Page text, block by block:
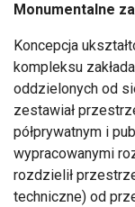
Monumentalne
Koncepcja
kompleksu
oddzielonych od
zestawiał
półprywatnym i
wypracowanymi
rozdzielił
techniczne) od